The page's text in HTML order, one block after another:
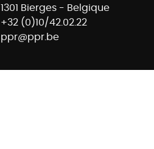
1301 Bierges - Belgique
+32 (0)10/42.02.22
ppr@ppr.be